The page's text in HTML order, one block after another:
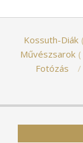
Kossuth-Diák
Művészsarok
Fotózás